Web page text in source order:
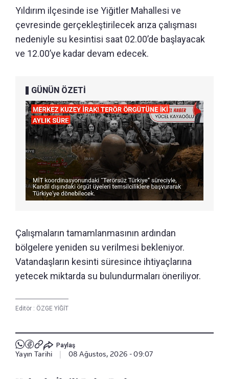
Yıldırım ilçesinde ise Yiğitler Mahallesi ve
çevresinde gerçekleştirilecek arıza çalışması
nedeniyle su kesintisi saat 02.00’de başlayacak
ve 12.00’ye kadar devam edecek.
GÜNÜN ÖZETİ
Çalışmaların tamamlanmasının ardından
bölgelere yeniden su verilmesi bekleniyor.
Vatandaşların kesinti süresince ihtiyaçlarına
yetecek miktarda su bulundurmaları öneriliyor.
Editör : ÖZGE YİĞİT
Paylaş
Yayın Tarihi 08 Ağustos, 2026 - 09:07